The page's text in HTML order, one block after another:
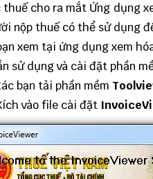
thuế cho ra mắt Ứng dụng
nộp thuế có thể sử dụng
xem tại ứng dụng xem
sử dụng và cài đặt phần
bạn tải phần mềm
vào file cài đặt